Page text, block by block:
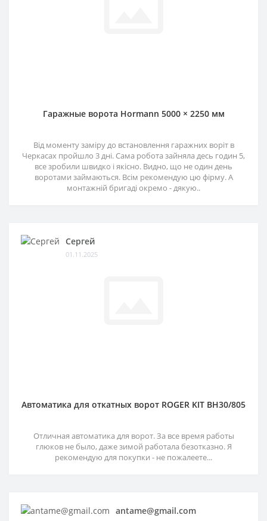
Гаражные ворота Hormann 5000 × 2250 мм
Від моменту заміру до встановлення гаражних воріт в
Черкасах пройшло 3 дні. Сама робота зайняла десь годин 5,
все зробили швидко і якісно. Видно, що не один день
воротами займаються. Всім рекомендую цю фірму. А
монтажній бригаді окремо - дякую..
Сергей
01.11.2025
Автоматика для откатных ворот ROGER KIT BH30/805
Отличная автоматика для ворот. За все время работы
глюков не было, даже зимой работала безотказно. Я
рекомендую для покупки - не пожалеете...
antame@gmail.com